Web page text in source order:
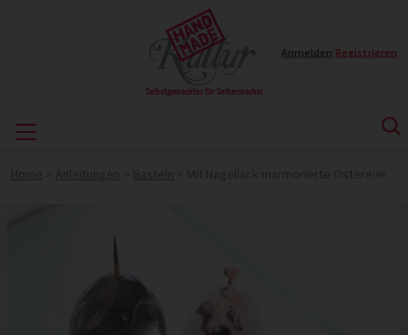
Anmelden Registrieren